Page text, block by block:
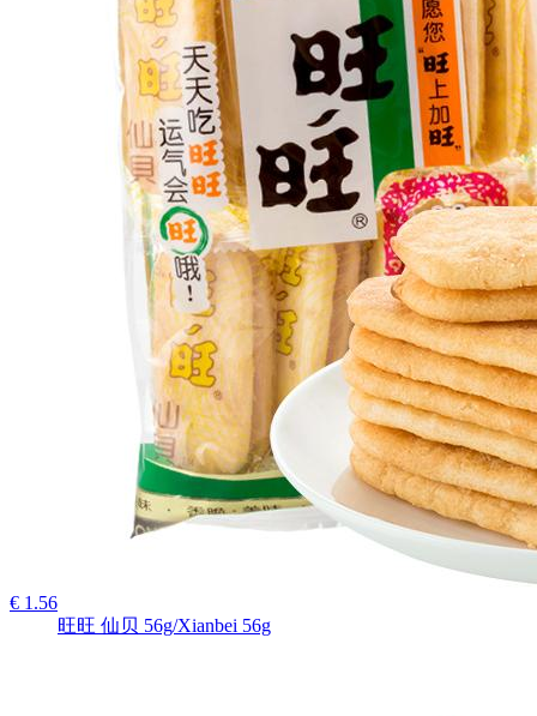
€ 1.56
旺旺 仙贝 56g/Xianbei 56g